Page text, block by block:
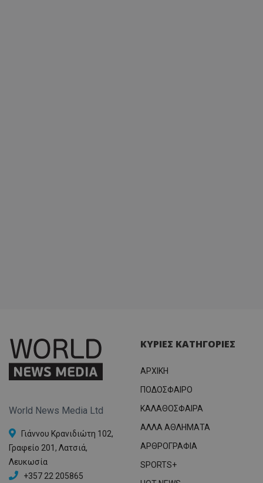
World News Media Ltd
Γιάννου Κρανιδιώτη 102,
Γραφείο 201, Λατσιά,
Λευκωσία
+357 22 205865
ΚΥΡΙΕΣ ΚΑΤΗΓΟΡΙΕΣ
ΑΡΧΙΚΗ
ΠΟΔΟΣΦΑΙΡΟ
ΚΑΛΑΘΟΣΦΑΙΡΑ
ΑΛΛΑ ΑΘΛΗΜΑΤΑ
ΑΡΘΡΟΓΡΑΦΙΑ
SPORTS+